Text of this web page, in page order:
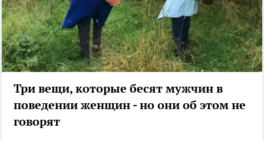
Три вещи, которые бесят мужчин в
поведении женщин - но они об этом не
говорят